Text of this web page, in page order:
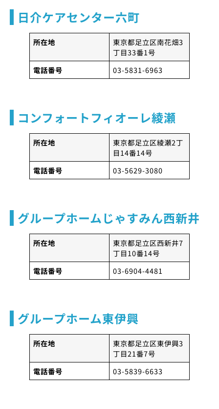
日介ケアセンター六町
所在地
東京都足立区南花畑3
丁目33番1号
電話番号
03-5831-6963
コンフォートフィオーレ綾瀬
所在地
東京都足立区綾瀬2丁
目14番14号
電話番号
03-5629-3080
グループホームじゃすみん西新井
所在地
東京都足立区西新井7
丁目10番14号
電話番号
03-6904-4481
グループホーム東伊興
所在地
東京都足立区東伊興3
丁目21番7号
電話番号
03-5839-6633